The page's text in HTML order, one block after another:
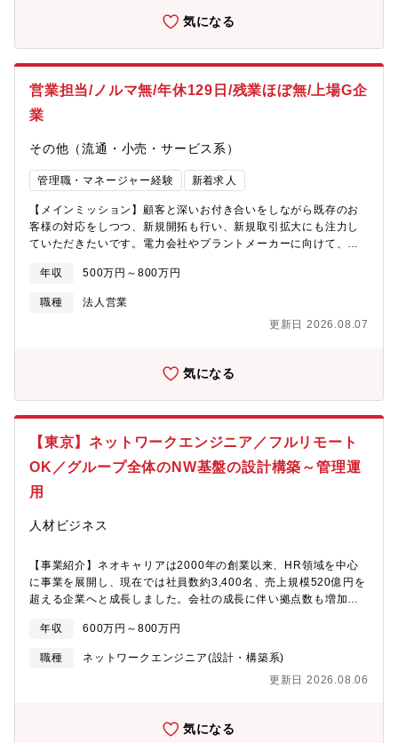
を通してITPMIの経験を積むことができます。【企業としての魅
げ、圧倒的スピードで成長している組織となります。■年間休日１
２４日、在宅ワーク可能、フレックス制度等ワークライフバラン
スの整った職場となっております。※在宅ワークはポジションに
よっては出来ない場合もございます。■執行役員への立候補または
他部署への異動を希望することができる、年に1回の「エントリー
制度」があります。個人のチャレンジ精神を尊重するため、異動
を伴うキャリアチェンジを積極的に受け入れています。
事担当者と協働しながらプロジェクトを推進していただきます。
人事領域で専門性を活かし、企業の成長に貢献していただきま
案から実行支援までを担当・チームメンバーやクライアントと密
接に連携し、最適なソリューションを提供・複数の企業を担当
リード【プロジェクト例】・評価制度の構築・運用サポート
上を図る評価制度を設計し、導入後の運用も支援・人事労務管理
を、課題の整理からベンダーの選定、導入・運用まで支援・人事
戦略の立案と実行支援 例：事業拡大を目指す企業で、採用計画
や人材戦略を策定し、実行までをリード・新卒採用プロセスの構
用プロセス設計、内定者フォローまでのトータルサポート※他に
も内資・外資、中小～大企業、スタートアップ～老舗、首都圏～
き方】・クライアントワーク中心：顧客企業の課題に応じた日
せ）・社内業務：クライアントワーク以外の時間で、社内の定例
ミーティングやチームでのワーク等に従事＜働き方の例＞〇コン
サルタントA週1日（客先） A社：給与労務 → 給与計算や勤
怠管理体制を改善週3日（在宅） B社：人事制度構築 → 評価
基準の設計や導入サポートを実施〇コンサルタントB週1（在
宅） C社：人事制度構築 → 再雇用制度の見直しに伴う人事制
度設計・構築週1（在宅） D社：労務・制度 → 現行法を反映
した就業規則への改定、及び各種規程の改廃、システム導入週
2（客先） E社：人事全般 → 制度・労務・採用等人事全般の
課題整理と解決のリード〇コンサルタントC週2日（在宅） F
社：IT人財採用 → エンジニア採用の戦略設計週1日（客先）
を解決【組織構成】■コンサルティング事業本部HRソリューショ
ン部シェアHR課・人事出身者26名で構成・採用、労務、制度、人
材開発の4チーム制※複数領域のご経験のある方は特に強みを持つ
という大企業におけるベンチャー組織として柔軟性が高く、前提
条件や既存ソリューションなどに捉われず、課題解決力と専門性
財サービス会社として、人財の調達やアウトソーシング他、コン
合わせた総合的な提案・プロジェクトマネジメントもできるた
め、真にクライアントに寄り添い、独自性を発揮しながら課題解
気になる
営業担当/ノルマ無/年休129日/残業ほぼ無/上場G企
業
その他（流通・小売・サービス系）
管理職・マネージャー経験 新着求人
【メインミッション】顧客と深いお付き合いをしながら既存のお
客様の対応をしつつ、新規開拓も行い、新規取引拡大にも注力し
ていただきたいです。電力会社やプラントメーカーに向けて、発
タ、ポンプ等の産業機器の提案営業をお任せします。主に下記の
ようなお取引先を対象に、ニーズに応じた製品の選定・提案・納
入までを一貫して行っていただきます。■ 担当顧客（販売先）電
力会社（東京電力、中部電力、関西電力、四国電力等）、プラン
ーカー（クボタ、日本ギア工業、七星科学、テクノフレックス
他機械関連製品■営業スタイル既存顧客約8割、新規約2割・既存の
決定・見積作成、価格や納期面でのお客様との交渉・メーカーへ
の設計依頼や技術的な調整・受注後から納品までの一貫対応（1～
し・新規顧客開拓（取扱製品の市場調査、分析によるアプローチ
50代半ば、50代後半（取締役）←ヘルプで入っているイメージに
けた増員です。【働き方】基本残業なし。直行直帰可能。業務に
慣れてくれば営業スケジュールは基本ご自身で決めることができ
ます。直行直帰も可能です。残業もなく、働きやすい職場です。
社会貢献の高い仕事がしたい・営業経験を活かしながら専門性の
転勤なし、安定企業で長く働ける・ワークライフバランスの充実
（年間休日129日、土日祝休み、残業ほぼゼロ）・福利厚生の充実
ンダード上場）筆頭株主売上高：2022年11億円、2023年18億
年収 500万円～800万円
職種
法人営業
更新日 2026.08.07
気になる
【東京】ネットワークエンジニア／フルリモート
OK／グループ全体のNW基盤の設計構築～管理運
用
人材ビジネス
【事業紹介】ネオキャリアは2000年の創業以来、HR領域を中心
に事業を展開し、現在では社員数約3,400名、売上規模520億円を
超える企業へと成長しました。会社の成長に伴い拠点数も増加
えるネオキャリアでは、クラウド・ネットワーク・端末・業務ア
プリなどのIT基盤が多様化・複雑化しており、企業成長を支える
「堅牢かつ柔軟なIT環境づくり」が重要な経営テーマとなってい
ます。この中核を担うのが情報システム部です。私たちは、全社
体的には、■IT基盤の最適化・統合（クラウド、ネットワーク、端
年収 600万円～800万円
職種
ネットワークエンジニア(設計・構築系)
更新日 2026.08.06
気になる